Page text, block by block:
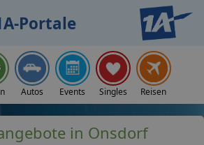
Portale
Autos Events Singles Reisen
in Onsdorf